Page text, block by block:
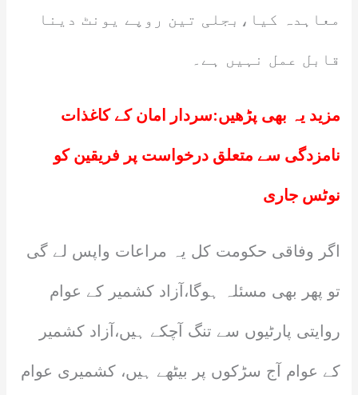
معاہدہ کیا،بجلی تین روپے یونٹ دینا
قابل عمل نہیں ہے۔
مزید یہ بھی پڑھیں:سردار امان کے کاغذات
نامزدگی سے متعلق درخواست پر فریقین کو
نوٹس جاری
اگر وفاقی حکومت کل یہ مراعات واپس لے گی
تو پھر بھی مسئلہ ہوگا،آزاد کشمیر کے عوام
روایتی پارٹیوں سے تنگ آچکے ہیں،آزاد کشمیر
کے عوام آج سڑکوں پر بیٹھے ہیں، کشمیری عوام